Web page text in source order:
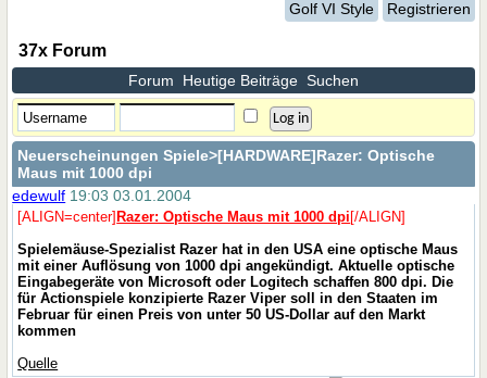
Golf VI Style Registrieren
37x Forum
Forum Heutige Beiträge Suchen
Neuerscheinungen Spiele>[HARDWARE]Razer: Optische
Maus mit 1000 dpi
edewulf 19:03 03.01.2004
[ALIGN=center] Razer: Optische Maus mit 1000 dpi [/ALIGN]
Spielemäuse-Spezialist Razer hat in den USA eine optische Maus
mit einer Auflösung von 1000 dpi angekündigt. Aktuelle optische
Eingabegeräte von Microsoft oder Logitech schaffen 800 dpi. Die
für Actionspiele konzipierte Razer Viper soll in den Staaten im
Februar für einen Preis von unter 50 US-Dollar auf den Markt
kommen
Quelle